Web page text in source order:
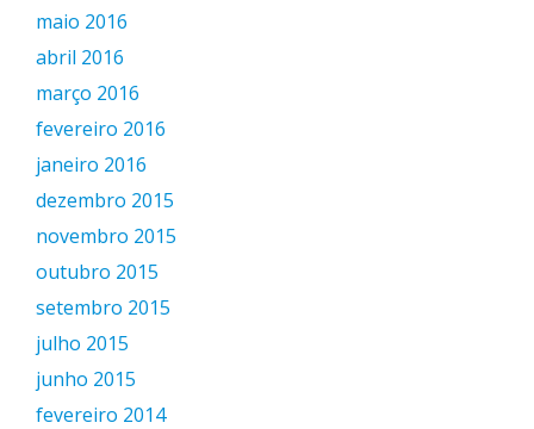
maio 2016
abril 2016
março 2016
fevereiro 2016
janeiro 2016
dezembro 2015
novembro 2015
outubro 2015
setembro 2015
julho 2015
junho 2015
fevereiro 2014